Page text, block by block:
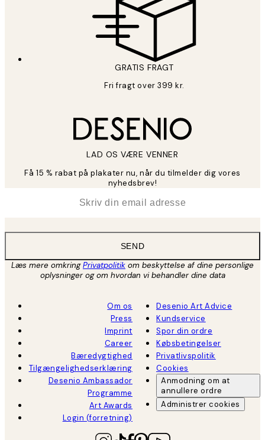
GRATIS FRAGT
Fri fragt over 399 kr.
LAD OS VÆRE VENNER
Få 15 % rabat på plakater nu, når du tilmelder dig vores
nyhedsbrev!
SEND
Læs mere omkringPrivatpolitik om beskyttelse af dine personlige
oplysninger og om hvordan vi behandler dine data
Om os
Press
Imprint
Career
Bæredygtighed
Tilgængelighedserklæring
Desenio Ambassador
Programme
Art Awards
Login (forretning)
Desenio Art Advice
Kundservice
Spor din ordre
Købsbetingelser
Privatlivspolitik
Cookies
Anmodning om at
annullere ordre
Administrer cookies